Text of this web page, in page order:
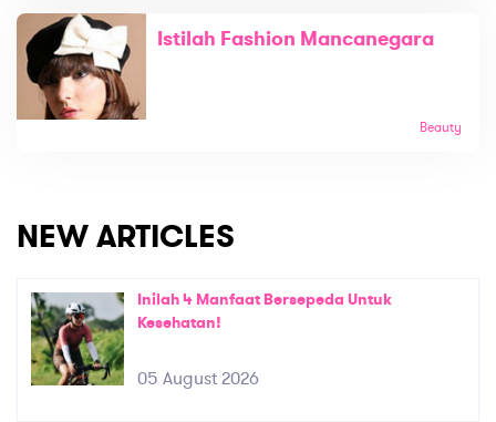
Istilah Fashion Mancanegara
Beauty
NEW ARTICLES
Inilah 4 Manfaat Bersepeda Untuk
Kesehatan!
05 August 2026